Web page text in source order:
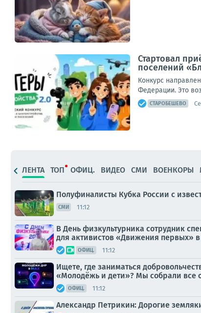
Стартовал
поселений
Конкурс
Федерации. Это
СТАРОБЕШЕВО
ЛЕНТА ТОП ОФИЦ. ВИДЕО СМИ ВОЕНКОРЫ
Полуфиналисты Кубка России с
СМИ 11:12
В День физкультурника сотрудник
для активистов «Движения первых»
ОФИЦ. 11:12
Ищете, где заниматься
«Молодёжь и дети»? Мы собрали
ОФИЦ. 11:12
Александр Петрикин: Дорогие